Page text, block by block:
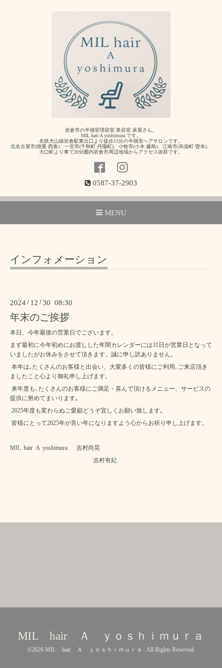
岩倉市の半個室理容室·美容室·床屋さん。
MIL hair A yoshimura です。
名鉄犬山線岩倉駅東出口より徒歩15分の半個室ヘアサロンです。
北名古屋市(徳重·西春)、一宮市(千秋町·丹陽町)、小牧市(小木·藤島)、江南市(布袋町·曽本)、
大口町より車で20分圏内岩倉市周辺地域からアクセス抜群です。
0587-37-2903
MENU
インフォメーション
2024 / 12 /30 08:30
年末のご挨拶
本日、今年最後の営業日でございます。
まず最初に今年初めにお渡しした年間カレンダーには31日が営業日となって
いましたがお休みをさせて頂きます。誠に申し訳ありません。
本年は､たくさんのお客様と出会い、大変多くの皆様にご利用､ご来店頂き
ましたこと心より御礼申し上げます。
来年度も､たくさんのお客様にご満足・喜んで頂けるメニュー、サービスの
提供に努めてまいります｡
2025年度も変わらぬご愛顧どうぞ宜しくお願い致します｡
皆様にとって2025年が良い年になりますよう心からお祈り申し上げます。
MIL hair A yoshimura 吉村尚晃
吉村有紀
MIL hair Ａ ｙｏｓｈｉｍｕｒａ
©2026 MIL hair Ａ ｙｏｓｈｉｍｕｒａ . All Rights Reserved.